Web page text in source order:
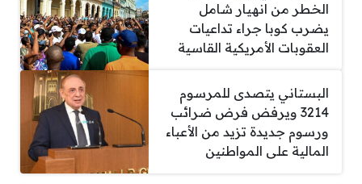
الخطر من انهيار شامل
يضرب كوبا جراء تداعيات
العقوبات الأمريكية القاسية
البستاني يتصدى للمرسوم
3214 ويرفض فرض ضرائب
ورسوم جديدة تزيد من الأعباء
المالية على المواطنين